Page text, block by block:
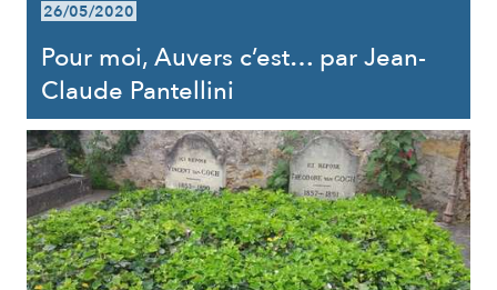
26/05/2020
Pour moi, Auvers c’est… par Jean-
Claude Pantellini